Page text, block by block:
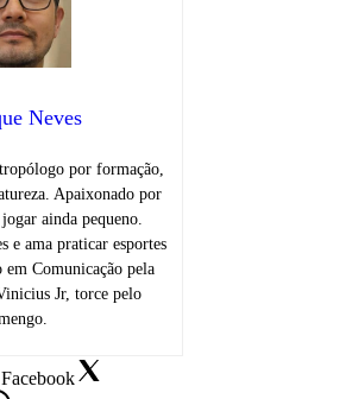
Neves
por formação,
Apaixonado por
ainda pequeno.
e ama praticar esportes
Comunicação pela
Jr, torce pelo